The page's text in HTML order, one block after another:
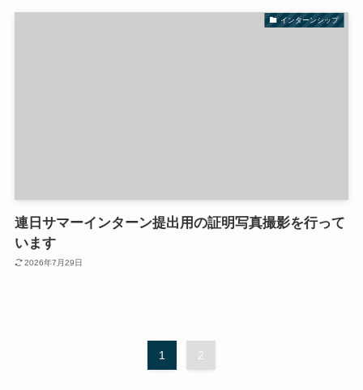
インターンシップ
連日サマーインターン提出用の証明写真撮影を行って
います
2026年7月29日
1 2